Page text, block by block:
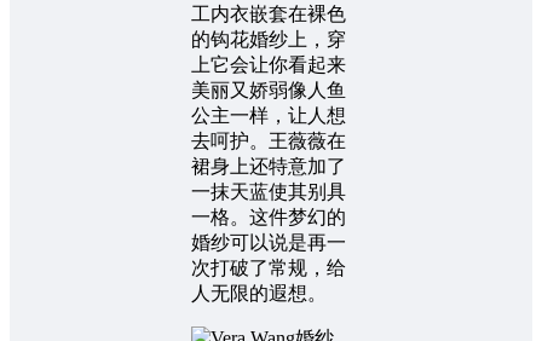
工内衣嵌套在裸色
的钩花婚纱上，穿
上它会让你看起来
美丽又娇弱像人鱼
公主一样，让人想
去呵护。王薇薇在
裙身上还特意加了
一抹天蓝使其别具
一格。这件梦幻的
婚纱可以说是再一
次打破了常规，给
人无限的遐想。